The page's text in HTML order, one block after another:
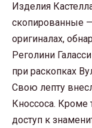
Изделия
скопированные
оригиналах,
Реголини
при раскопках
Свою лепту
Кноссоса. Кроме
доступ к